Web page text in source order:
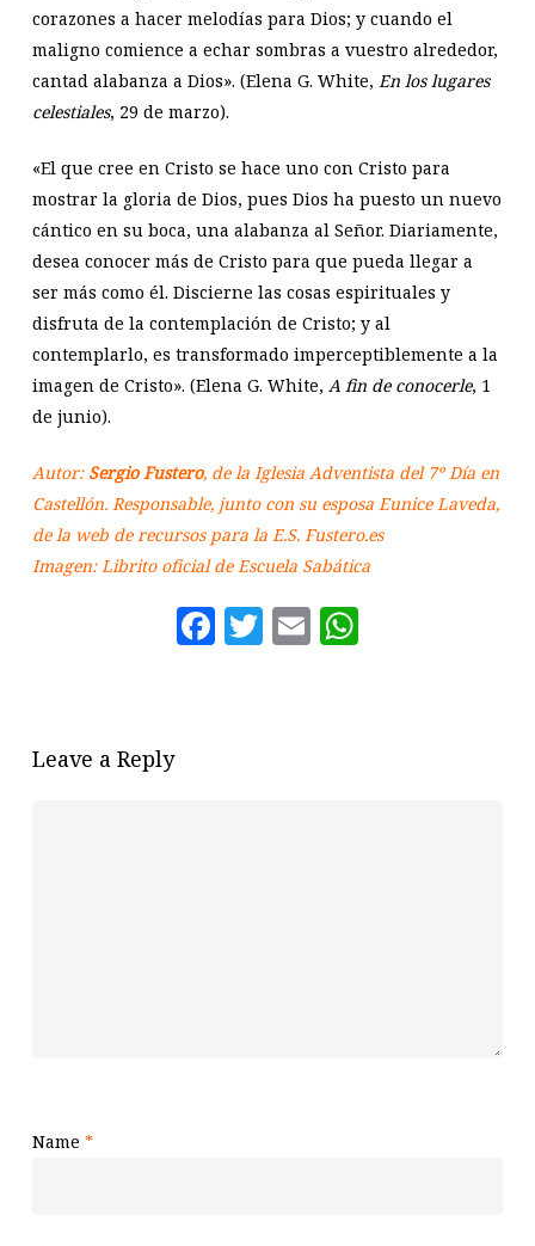
corazones a hacer melodías para Dios; y cuando el
maligno comience a echar sombras a vuestro alrededor,
cantad alabanza a Dios». (Elena G. White, En los lugares
celestiales, 29 de marzo).
«El que cree en Cristo se hace uno con Cristo para
mostrar la gloria de Dios, pues Dios ha puesto un nuevo
cántico en su boca, una alabanza al Señor. Diariamente,
desea conocer más de Cristo para que pueda llegar a
ser más como él. Discierne las cosas espirituales y
disfruta de la contemplación de Cristo; y al
contemplarlo, es transformado imperceptiblemente a la
imagen de Cristo». (Elena G. White, A fin de conocerle, 1
de junio).
Autor: Sergio Fustero, de la Iglesia Adventista del 7º Día en
Castellón. Responsable, junto con su esposa Eunice Laveda,
de la web de recursos para la E.S. Fustero.es
Imagen: Librito oficial de Escuela Sabática
Facebook
Twitter
Email
Leave a Reply
Name *